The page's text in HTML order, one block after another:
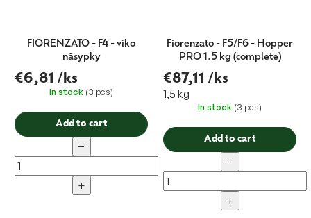
FIORENZATO - F4 - víko
násypky
€6,81 /ks
In stock (3 pcs)
Add to cart
−
+
Fiorenzato - F5/F6 - Hopper
PRO 1.5 kg (complete)
€87,11 /ks
1,5 kg
In stock (3 pcs)
Add to cart
−
+